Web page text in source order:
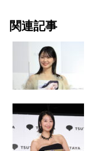
関連記事